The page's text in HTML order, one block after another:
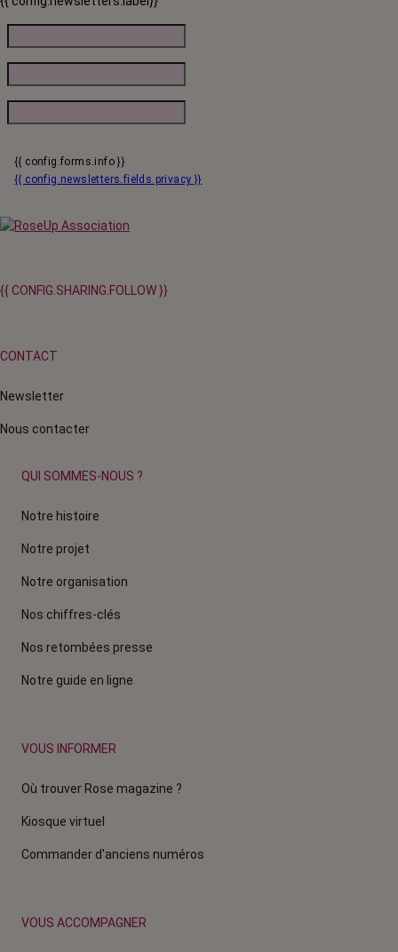
{{ config.forms.info }}
{{ config.newsletters.fields.privacy }}
{{ CONFIG.SHARING.FOLLOW }}
CONTACT
Newsletter
Nous contacter
QUI SOMMES-NOUS ?
Notre histoire
Notre projet
Notre organisation
Nos chiffres-clés
Nos retombées presse
Notre guide en ligne
VOUS INFORMER
Où trouver Rose magazine ?
Kiosque virtuel
Commander d'anciens numéros
VOUS ACCOMPAGNER